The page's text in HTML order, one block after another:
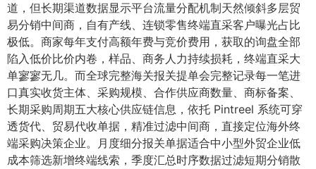
道，但长期渠道数据显示平台流量分配机制天然倾斜多层贸
易分销中间商，自有产线、连锁零售终端直采客户曝光占比
极低。商家每年支付高额年费与竞价费用，获取的询盘全部
陷入低价比价内卷，样品、商务人力持续损耗，终端直采大
单寥寥无几。而全球完整海关报关提单会完整记录每一笔进
口真实收货主体、采购规模、合作供应商数量、商标备案、
长期采购周期五大核心供应链信息，依托 Pintreel 系统可穿
透货代、贸易代收单据，精准过滤中间商，直接定位海外终
端采购决策企业。月度细分报关单据适合中小型外贸企业低
成本筛选新增终端线索，季度汇总时序数据过滤短期分销散